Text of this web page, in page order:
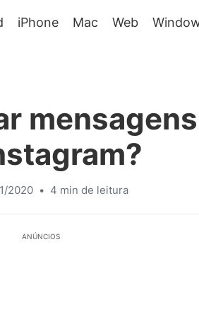
iPhone Mac Web
mensagens
2020 • 4 min de leitura
ANÚNCIOS